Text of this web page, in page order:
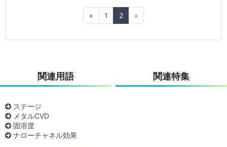
«Previous
1 2 »Next
関連用語 関連特集
ステージ
メタルCVD
固溶度
ナローチャネル効果